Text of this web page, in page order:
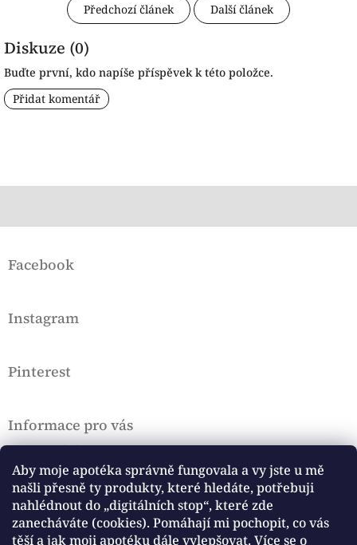
Aby moje apotéka správně fungovala a vy jste u mě
našli přesně ty produkty, které hledáte, potřebuji
nahlédnout do „digitálních stop“, které zde
zanecháváte (cookies). Pomáhají mi pochopit, co vás
těší a jak moji apotéku dále vylepšovat. Více se o
Předchozí článek Další článek
Diskuze (0)
Buďte první, kdo napíše příspěvek k této položce.
Přidat komentář
pFacebook
Instagram
Pinterest
Informace pro vás
Doprava a platba
VOP a Rekl. řád
Podmínky ochrany osobních údajů, Cookies
Hodnocení obchodu